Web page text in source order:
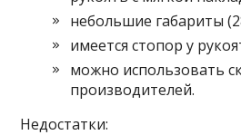
небольшие габариты
имеется стопор у
можно использовать
производителей.
Недостатки: